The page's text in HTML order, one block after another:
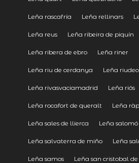
Leña rascafría Leña rellinars
Leña reus Leña ribeira de piquín
Leña ribera de ebro Leña riner
Leña riu de cerdanya Leña
Leña rivasvaciamadrid Leña riós
Leña rocafort de queralt Leña
Leña sales de llierca Leña salomó
Leña salvaterra de miño Leña
Leña samos Leña san cristobal de